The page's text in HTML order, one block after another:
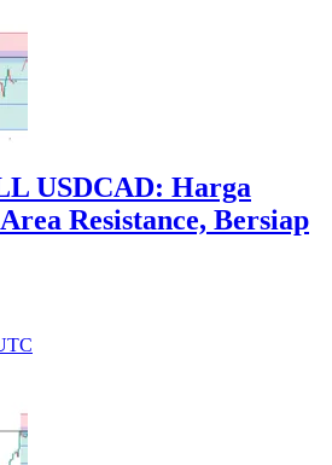
USDCAD: Harga
Resistance, Bersiap